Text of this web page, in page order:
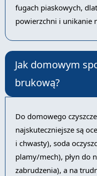
fugach piaskowych,
powierzchni i unikanie
Jak domowym
brukową?
Do domowego
najskuteczniejsze są
i chwasty), soda
plamy/mech), płyn do
zabrudzenia), a na